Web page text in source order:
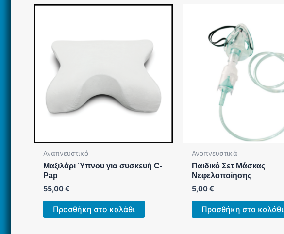
Αναπνευστικά
Μαξιλάρι Ύπνου για συσκευή C-
Pap
55,00€
Προσθήκη στο καλάθι
Αναπνευστικά
Παιδικό Σετ Μάσκας
Νεφελοποίησης
5,00€
Προσθήκη στο καλάθι